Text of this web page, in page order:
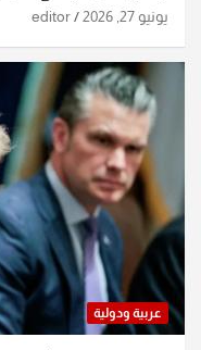
الساعات الماضية
يونيو 27, 2026 editor
عربية ودولية